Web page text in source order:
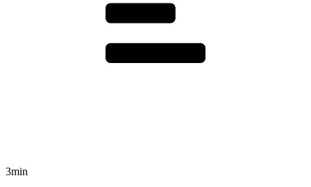
3min